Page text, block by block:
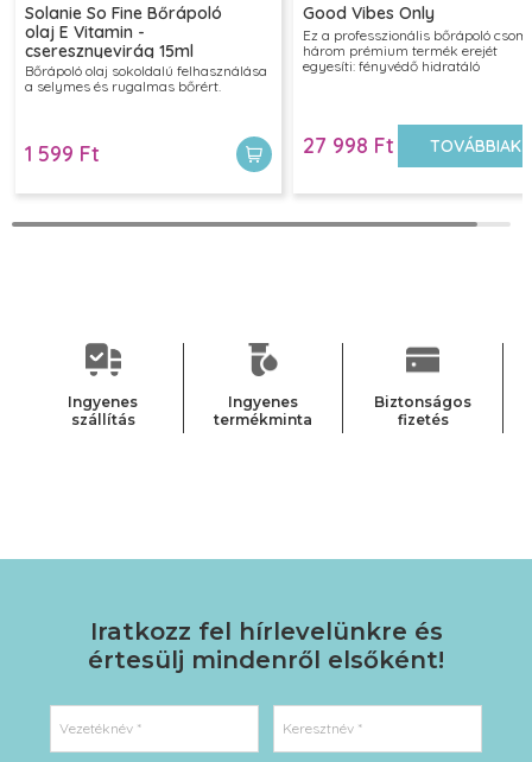
Solanie So Fine Bőrápoló
olaj E Vitamin -
cseresznyevirág 15ml
Bőrápoló olaj sokoldalú felhasználása
a selymes és rugalmas bőrért.
1 599 Ft
Good Vibes Only
Ez a professzionális bőrápoló
három prémium termék erejét
egyesíti: fényvédő hidratáló
bejuttatásához. A hármas
látványosan feszesíti, nyugtatja és
megújítja a bőrt, miközben
27 998 Ft TOVÁBBIAK
Ingyenes
szállítás
Ingyenes
termékminta
Biztonságos
fizetés
Iratkozz fel hírlevelünkre és
értesülj mindenről elsőként!
Vezetéknév * Keresztnév *